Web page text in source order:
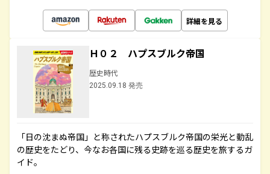
詳細を見る
Ｈ０２ ハプスブルク帝国
歴史時代
2025.09.18 発売
「日の沈まぬ帝国」と称されたハプスブルク帝国の栄光と動乱
の歴史をたどり、今なお各国に残る史跡を巡る歴史を旅するガ
イド。